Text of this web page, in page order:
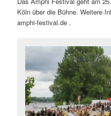
Köln über die Bühne. Weitere
amphi-festival.de .